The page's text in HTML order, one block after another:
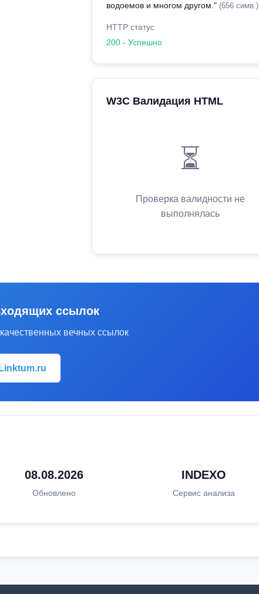
водоемов и многом другом." (656 симв.)
HTTP статус
200 - Успешно
W3C Валидация HTML
⏳
Проверка валидности не
выполнялась
ссылок
вечных ссылок
08.08.2026
Обновлено
INDEXO
Сервис анализа